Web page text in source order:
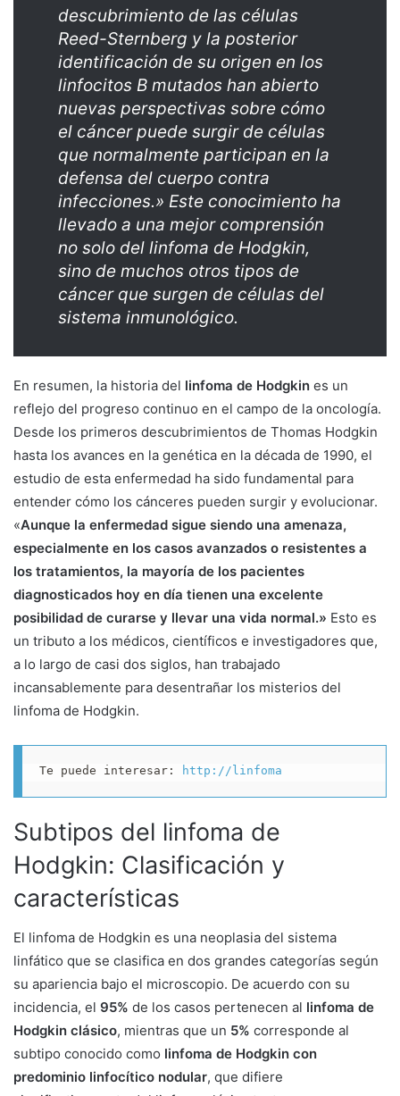
descubrimiento de las células
Reed-Sternberg y la posterior
identificación de su origen en los
linfocitos B mutados han abierto
nuevas perspectivas sobre cómo
el cáncer puede surgir de células
que normalmente participan en la
defensa del cuerpo contra
infecciones.» Este conocimiento ha
llevado a una mejor comprensión
no solo del linfoma de Hodgkin,
sino de muchos otros tipos de
cáncer que surgen de células del
sistema inmunológico.
En resumen, la historia del linfoma de Hodgkin es un
reflejo del progreso continuo en el campo de la oncología.
Desde los primeros descubrimientos de Thomas Hodgkin
hasta los avances en la genética en la década de 1990, el
estudio de esta enfermedad ha sido fundamental para
entender cómo los cánceres pueden surgir y evolucionar.
«Aunque la enfermedad sigue siendo una amenaza,
especialmente en los casos avanzados o resistentes a
los tratamientos, la mayoría de los pacientes
diagnosticados hoy en día tienen una excelente
posibilidad de curarse y llevar una vida normal.» Esto es
un tributo a los médicos, científicos e investigadores que,
a lo largo de casi dos siglos, han trabajado
incansablemente para desentrañar los misterios del
linfoma de Hodgkin.
Te puede interesar: http://linfoma
Subtipos del linfoma de
Hodgkin: Clasificación y
características
El linfoma de Hodgkin es una neoplasia del sistema
linfático que se clasifica en dos grandes categorías según
su apariencia bajo el microscopio. De acuerdo con su
incidencia, el 95% de los casos pertenecen al linfoma de
Hodgkin clásico, mientras que un 5% corresponde al
subtipo conocido como linfoma de Hodgkin con
predominio linfocítico nodular, que difiere